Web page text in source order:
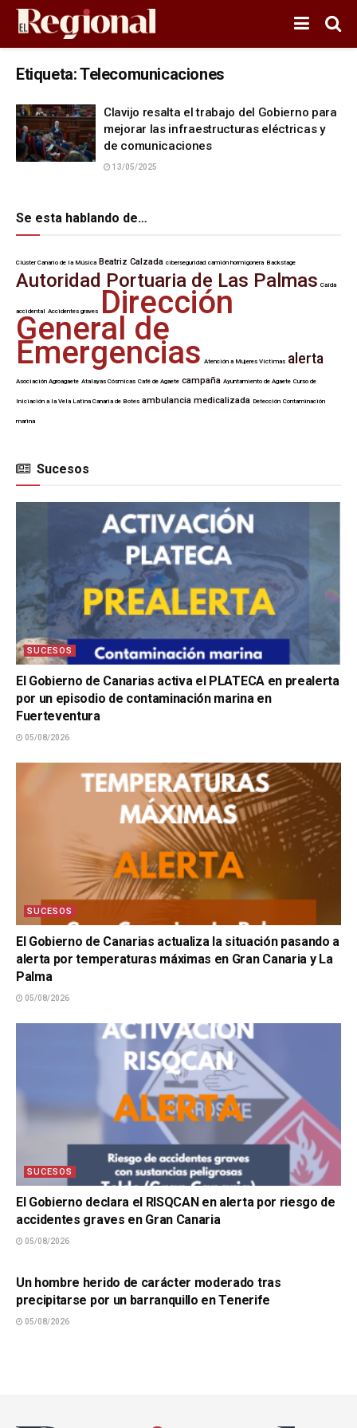
Etiqueta:Telecomunicaciones
Clavijo resalta el trabajo del Gobierno para
mejorar las infraestructuras eléctricas y
de comunicaciones
13/05/2025
Se esta hablando de…
Clúster Canario de la Música Beatriz Calzada ciberseguridad camión hormigonera Backstage
Autoridad Portuaria de Las Palmas Caída
accidental Accidentes graves Dirección
General de
Emergencias Atención a Mujeres Víctimas alerta
Asociación Agroagaete Atalayas Cósmicas Café de Agaete campaña Ayuntamiento de Agaete Curso de
Iniciación a la Vela Latina Canaria de Botes ambulancia medicalizada Detección Contaminación
marina
Sucesos
SUCESOS
El Gobierno de Canarias activa el PLATECA en prealerta
por un episodio de contaminación marina en
Fuerteventura
05/08/2026
SUCESOS
El Gobierno de Canarias actualiza la situación pasando a
alerta por temperaturas máximas en Gran Canaria y La
Palma
05/08/2026
SUCESOS
El Gobierno declara el RISQCAN en alerta por riesgo de
accidentes graves en Gran Canaria
05/08/2026
Un hombre herido de carácter moderado tras
precipitarse por un barranquillo en Tenerife
05/08/2026